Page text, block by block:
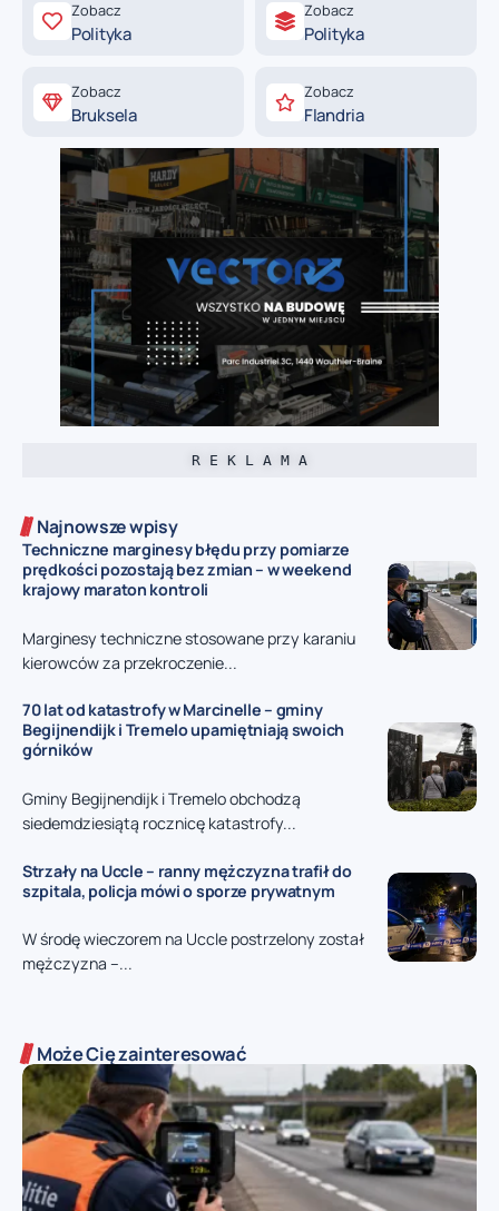
Zobacz
Polityka
Zobacz
Polityka
Zobacz
Bruksela
Zobacz
Flandria
R E K L A M A
Najnowsze wpisy
Techniczne marginesy błędu przy pomiarze
prędkości pozostają bez zmian – w weekend
krajowy maraton kontroli
Marginesy techniczne stosowane przy karaniu
kierowców za przekroczenie...
70 lat od katastrofy w Marcinelle – gminy
Begijnendijk i Tremelo upamiętniają swoich
górników
Gminy Begijnendijk i Tremelo obchodzą
siedemdziesiątą rocznicę katastrofy...
Strzały na Uccle – ranny mężczyzna trafił do
szpitala, policja mówi o sporze prywatnym
W środę wieczorem na Uccle postrzelony został
mężczyzna –...
Może Cię zainteresować